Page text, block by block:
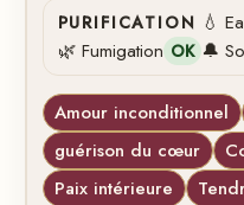
PURIFICATION 💧
🌿 Fumigation OK 🔔
Amour inconditionnel
guérison du cœur
Paix intérieure